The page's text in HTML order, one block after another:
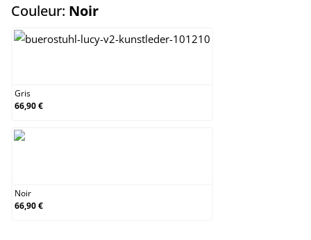
Couleur: Noirselect
Gris
66,90 €
Noir
66,90 €